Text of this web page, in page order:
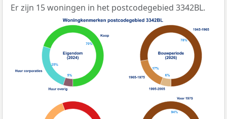
Er zijn 15 woningen in het postcodegebied 3342BL.